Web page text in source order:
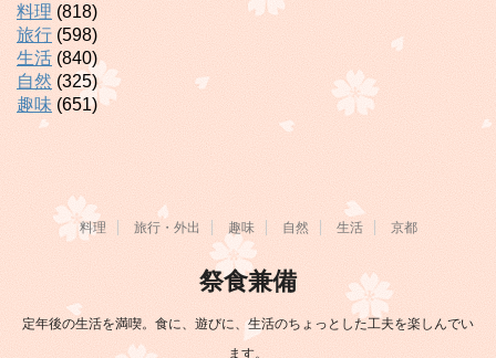
料理 (818)
旅行 (598)
生活 (840)
自然 (325)
趣味 (651)
料理 旅行・外出 趣味 自然 生活 京都
祭食兼備
定年後の生活を満喫。食に、遊びに、生活のちょっとした工夫を楽しんでい
ます。